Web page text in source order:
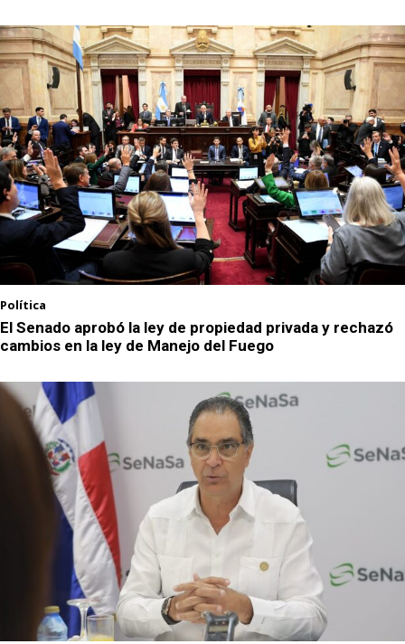
Política
El Senado aprobó la ley de propiedad privada y rechazó
cambios en la ley de Manejo del Fuego